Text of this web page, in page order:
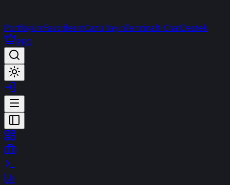
PortföyümFavorilerimCanlı YayınTerminalt-ChatDestek
PRO